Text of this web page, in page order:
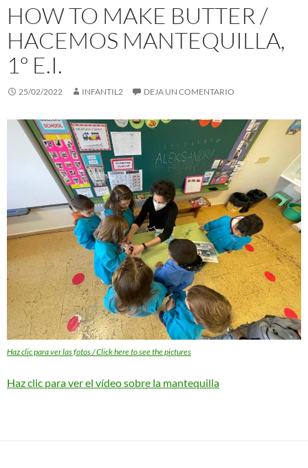
HOW TO MAKE BUTTER /
HACEMOS MANTEQUILLA,
1º E.I.
25/02/2022 INFANTIL2 DEJA UN COMENTARIO
Haz clic para ver las fotos / Click here to see the pictures
Haz clic para ver el vídeo sobre la mantequilla